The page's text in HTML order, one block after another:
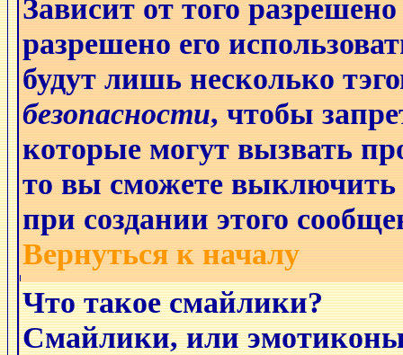
Зависит от того
разрешено его
будут лишь несколько
безопасности, чтобы
которые могут вызвать
то вы сможете выключить
при создании этого
Вернуться к началу
Что такое смайлики?
Смайлики, или